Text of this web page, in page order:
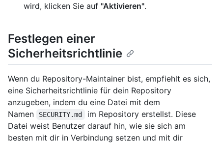
wird, klicken Sie auf "Aktivieren".
Festlegen einer
Sicherheitsrichtlinie
Wenn du Repository-Maintainer bist, empfiehlt es sich,
eine Sicherheitsrichtlinie für dein Repository
anzugeben, indem du eine Datei mit dem
Namen
SECURITY.md
im Repository erstellst. Diese
Datei weist Benutzer darauf hin, wie sie sich am
besten mit dir in Verbindung setzen und mit dir